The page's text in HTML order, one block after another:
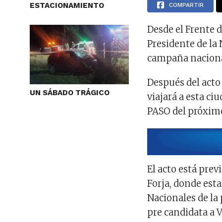
ESTACIONAMIENTO
UN SÁBADO TRÁGICO
COMPARTIR
Desde el Frente
Presidente de la
campaña
Después del
viajará a esta
PASO del
El acto está
Forja, donde
Nacionales de
pre candidata a